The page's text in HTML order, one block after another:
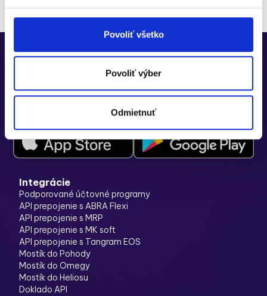
Povoliť všetko
Povoliť výber
Odmietnuť
Stiahnite si aplikáciu
Integrácie
Podporované účtovné programy
API prepojenie s ABRA Flexi
API prepojenie s MRP
API prepojenie s MK soft
API prepojenie s Tangram EOS
Mostík do Pohody
Mostík do Omegy
Mostík do Heliosu
Doklado API